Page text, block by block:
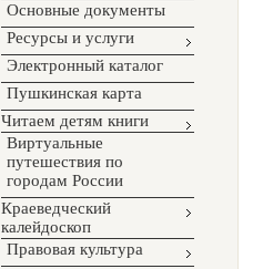
Основные документы
Ресурсы и услуги
Электронный каталог
Пушкинская карта
Читаем детям книги
Виртуальные
путешествия по
городам России
Краеведческий
калейдоскоп
Правовая культура